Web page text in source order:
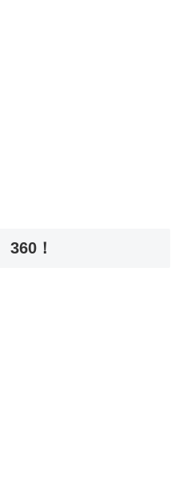
！